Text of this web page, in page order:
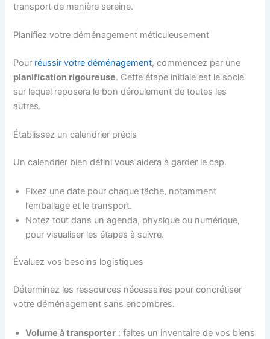
transport de manière sereine.
Planifiez votre déménagement méticuleusement
Pour réussir votre déménagement, commencez par une
planification rigoureuse. Cette étape initiale est le socle
sur lequel reposera le bon déroulement de toutes les
autres.
Établissez un calendrier précis
Un calendrier bien défini vous aidera à garder le cap.
Fixez une date pour chaque tâche, notamment
l’emballage et le transport.
Notez tout dans un agenda, physique ou numérique,
pour visualiser les étapes à suivre.
Évaluez vos besoins logistiques
Déterminez les ressources nécessaires pour concrétiser
votre déménagement sans encombres.
Volume à transporter : faites un inventaire de vos biens